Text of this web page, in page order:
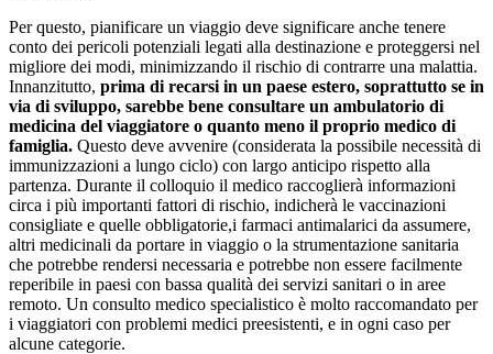
Per questo, pianificare un viaggio deve significare anche tenere
conto dei pericoli potenziali legati alla destinazione e proteggersi nel
migliore dei modi, minimizzando il rischio di contrarre una malattia.
Innanzitutto, prima di recarsi in un paese estero, soprattutto se in
via di sviluppo, sarebbe bene consultare un ambulatorio di
medicina del viaggiatore o quanto meno il proprio medico di
famiglia. Questo deve avvenire (considerata la possibile necessità di
immunizzazioni a lungo ciclo) con largo anticipo rispetto alla
partenza. Durante il colloquio il medico raccoglierà informazioni
circa i più importanti fattori di rischio, indicherà le vaccinazioni
consigliate e quelle obbligatorie,i farmaci antimalarici da assumere,
altri medicinali da portare in viaggio o la strumentazione sanitaria
che potrebbe rendersi necessaria e potrebbe non essere facilmente
reperibile in paesi con bassa qualità dei servizi sanitari o in aree
remoto. Un consulto medico specialistico è molto raccomandato per
i viaggiatori con problemi medici preesistenti, e in ogni caso per
alcune categorie.